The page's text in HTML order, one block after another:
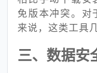
免版本冲突。对
来说，这类工具
三、数据安